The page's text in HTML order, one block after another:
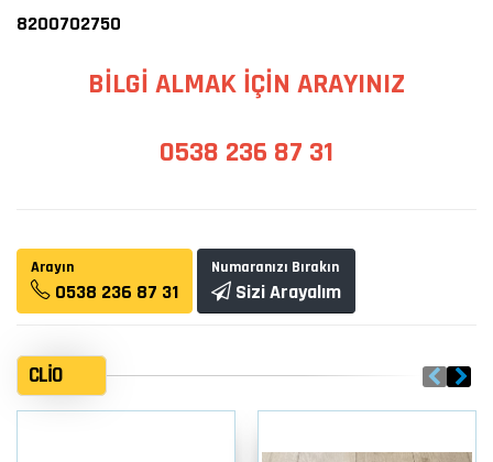
8200702750
BİLGİ ALMAK İÇİN ARAYINIZ
0538 236 87 31
Arayın
0538 236 87 31
Numaranızı Bırakın
Sizi Arayalım
CLIO